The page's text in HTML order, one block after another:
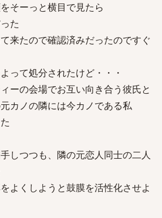
そーっと横目で見たら
た
来たので確認済みだったのですぐ
って処分されたけど・・・
ーの会場でお互い向き合う彼氏と
カノの隣には今カノである私
しつつも、隣の元恋人同士の二人
よくしようと鼓膜を活性化させよ